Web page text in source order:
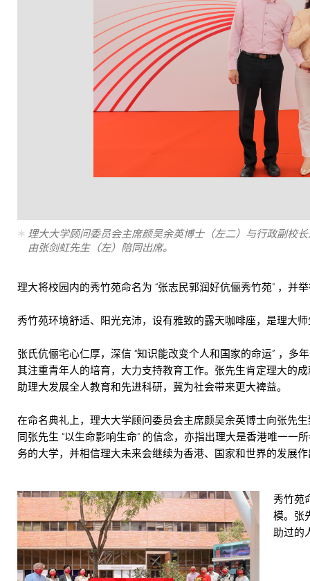
理大大学顾问委员会主席颜吴余英博士（左二）与行政副校
由张剑虹先生（左）陪同出席。
理大将校园内的秀竹苑命名为 “张志民郭润好伉俪秀竹苑" ，并
秀竹苑环境舒适、阳光充沛，设有雅致的露天咖啡座，是理大
张氏伉俪宅心仁厚，深信 “知识能改变个人和国家的命运” ，多
其注重青年人的培育，大力支持教育工作。张先生肯定理大的
助理大发展全人教育和先进科研，冀为社会带来更大裨益。
在命名典礼上，理大大学顾问委员会主席颜吴余英博士向张先
同张先生 “以生命影响生命" 的信念，亦指出理大是香港唯一一
务的大学，并相信理大未来会继续为香港、国家和世界的发展
秀竹苑
模。张
助过的